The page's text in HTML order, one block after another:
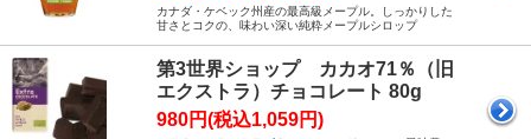
カナダ・ケベック州産の最高級メープル。しっかりした
甘さとコクの、味わい深い純粋メープルシロップ
第3世界ショップ カカオ71％（旧
エクストラ）チョコレート 80g
980円(税込1,059円)